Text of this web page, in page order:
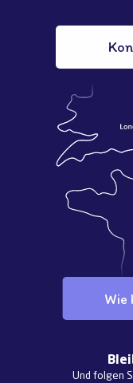
Wie
Und folgen